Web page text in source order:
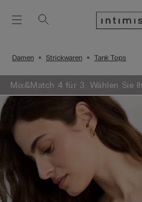
Damen Strickwaren Tank Tops
Mix&Match 4 für 3: Wählen Sie
egal ob Strickwaren, Pyjamas
zahlen Sie nur 3!